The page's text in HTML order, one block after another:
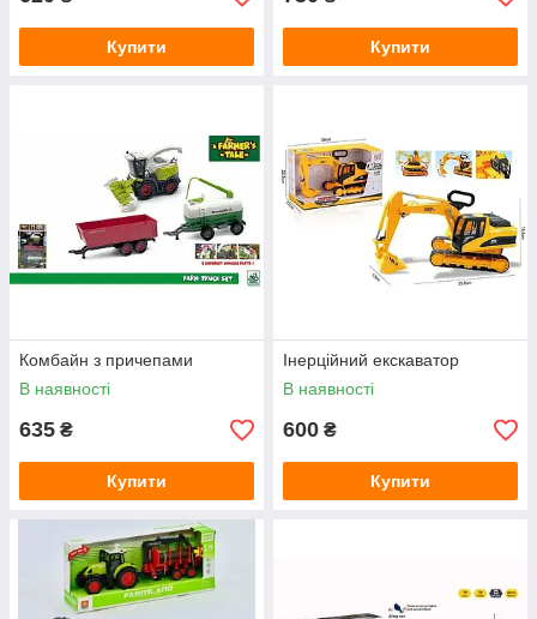
Купити Купити
Комбайн з причепами
В наявності
635 ₴
Купити
Інерційний екскаватор
В наявності
600 ₴
Купити